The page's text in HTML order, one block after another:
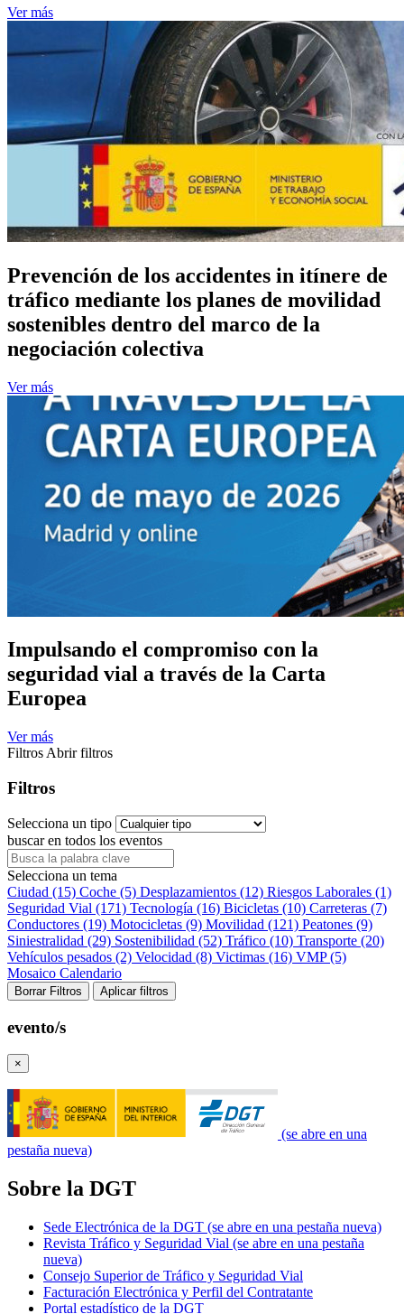
Ver más
Prevención de los accidentes in itínere de
tráfico mediante los planes de movilidad
sostenibles dentro del marco de la
negociación colectiva
Ver más
Impulsando el compromiso con la
seguridad vial a través de la Carta
Europea
Ver más
Filtros Abrir filtros
Filtros
Selecciona un tipo
buscar en todos los eventos
Selecciona un tema
Ciudad (15) Coche (5) Desplazamientos (12) Riesgos Laborales (1)
Seguridad Vial (171) Tecnología (16) Bicicletas (10) Carreteras (7)
Conductores (19) Motocicletas (9) Movilidad (121) Peatones (9)
Siniestralidad (29) Sostenibilidad (52) Tráfico (10) Transporte (20)
Vehículos pesados (2) Velocidad (8) Victimas (16) VMP (5)
Mosaico Calendario
Borrar Filtros Aplicar filtros
evento/s
×
(se abre en una
pestaña nueva)
Sobre la DGT
Sede Electrónica de la DGT (se abre en una pestaña nueva)
Revista Tráfico y Seguridad Vial (se abre en una pestaña
nueva)
Consejo Superior de Tráfico y Seguridad Vial
Facturación Electrónica y Perfil del Contratante
Portal estadístico de la DGT